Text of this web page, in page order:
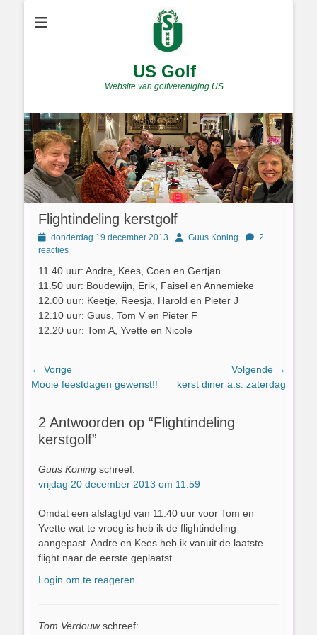
US Golf
Website van golfvereniging US
Flightindeling kerstgolf
Geplaatst
op
donderdag 19 december 2013 AuthorGuus Koning
2
reacties
11.40 uur: Andre, Kees, Coen en Gertjan
11.50 uur: Boudewijn, Erik, Faisel en Annemieke
12.00 uur: Keetje, Reesja, Harold en Pieter J
12.10 uur: Guus, Tom V en Pieter F
12.20 uur: Tom A, Yvette en Nicole
Bericht
navigatie
← Vorige
Vorig
Mooie feestdagen gewenst!!
Volgende →
Volgendkerst diner a.s. zaterdag
2 Antwoorden op “Flightindeling
kerstgolf”
Guus Koning schreef:
vrijdag 20 december 2013 om 11:59
Omdat een afslagtijd van 11.40 uur voor Tom en
Yvette wat te vroeg is heb ik de flightindeling
aangepast. Andre en Kees heb ik vanuit de laatste
flight naar de eerste geplaatst.
Login om te reageren
Tom Verdouw schreef: